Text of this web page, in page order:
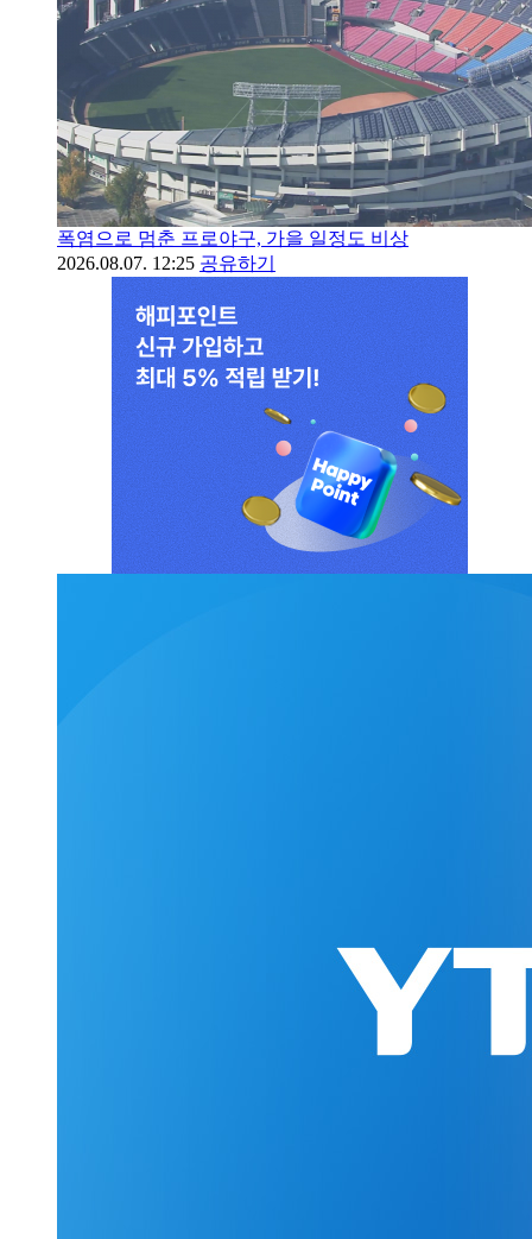
폭염으로 멈춘 프로야구, 가을 일정도 비상
2026.08.07. 12:25 공유하기